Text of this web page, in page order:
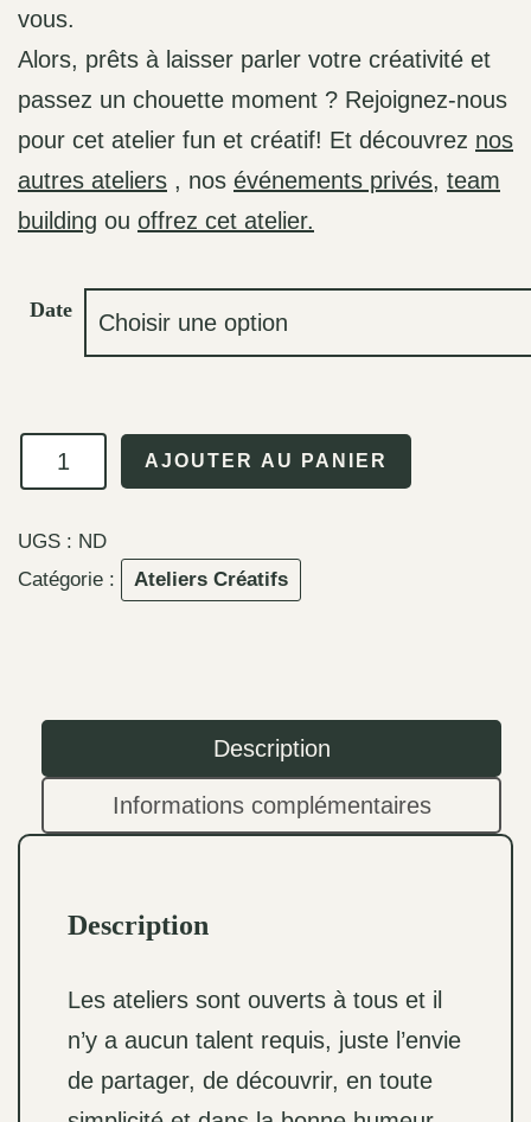
vous.
Alors, prêts à laisser parler votre créativité et
passez un chouette moment ? Rejoignez-nous
pour cet atelier fun et créatif! Et découvrez nos
autres ateliers , nos événements privés, team
building ou offrez cet atelier.
Date
quantité
de
AJOUTER AU PANIER
UGS : ND
Catégorie :
Ateliers Créatifs
Description
Informations complémentaires
Description
Les ateliers sont ouverts à tous et il
n’y a aucun talent requis, juste l’envie
de partager, de découvrir, en toute